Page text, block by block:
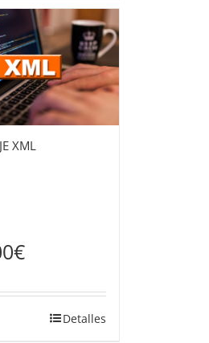
XML
€
Detalles